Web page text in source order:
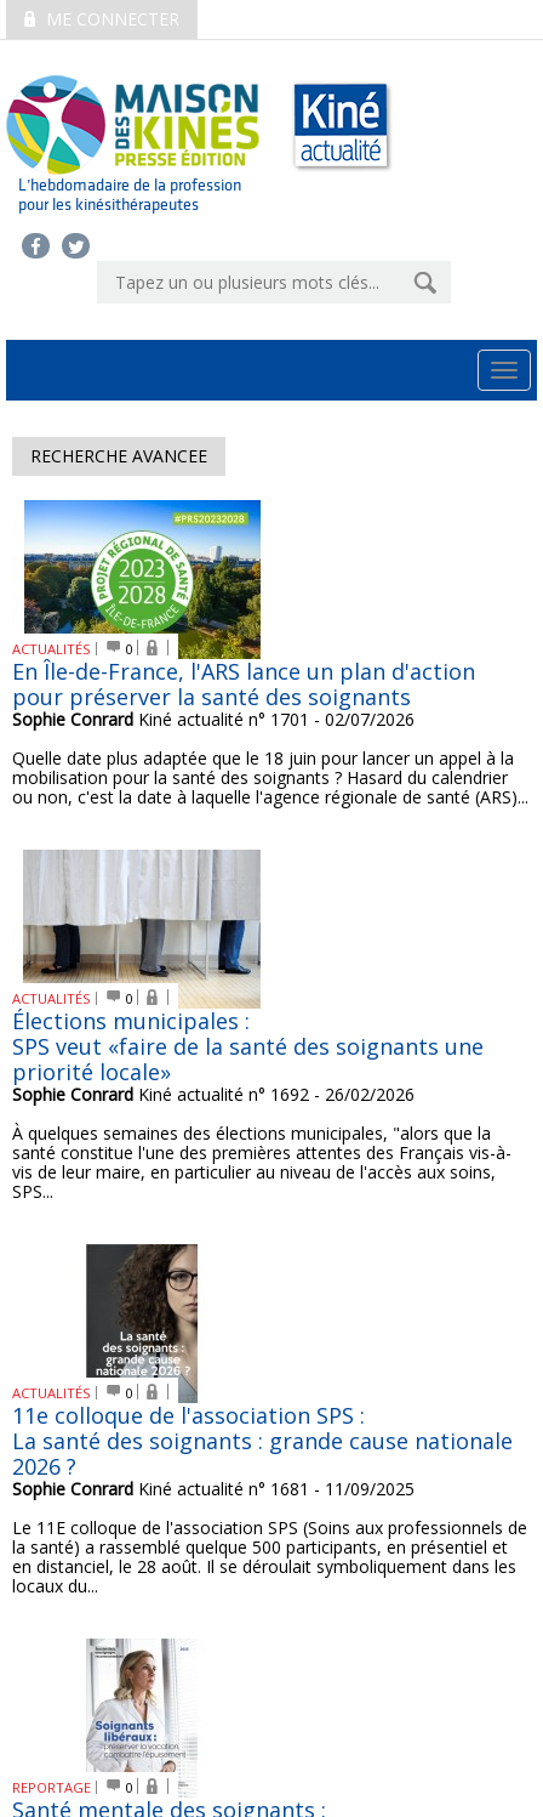
ME CONNECTER
L’hebdomadaire de la profession
pour les kinésithérapeutes
RECHERCHE AVANCEE
ACTUALITÉS 0
En Île-de-France, l'ARS lance un plan d'action
pour préserver la santé des soignants
Sophie Conrard Kiné actualité n° 1701 - 02/07/2026
Quelle date plus adaptée que le 18 juin pour lancer un appel à la
mobilisation pour la santé des soignants ? Hasard du calendrier
ou non, c'est la date à laquelle l'agence régionale de santé (ARS)...
ACTUALITÉS 0
Élections municipales :
SPS veut «faire de la santé des soignants une
priorité locale»
Sophie Conrard Kiné actualité n° 1692 - 26/02/2026
À quelques semaines des élections municipales, "alors que la
santé constitue l'une des premières attentes des Français vis-à-
vis de leur maire, en particulier au niveau de l'accès aux soins,
SPS...
ACTUALITÉS 0
11e colloque de l'association SPS :
La santé des soignants : grande cause nationale
2026 ?
Sophie Conrard Kiné actualité n° 1681 - 11/09/2025
Le 11E colloque de l'association SPS (Soins aux professionnels de
la santé) a rassemblé quelque 500 participants, en présentiel et
en distanciel, le 28 août. Il se déroulait symboliquement dans les
locaux du...
REPORTAGE 0
Santé mentale des soignants :